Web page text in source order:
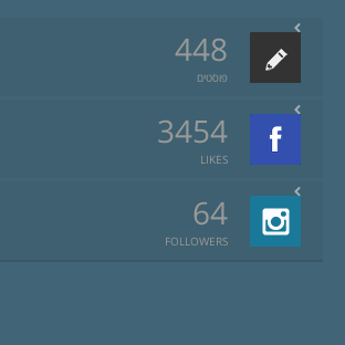
448
פוסטים
3454
LIKES
64
FOLLOWERS